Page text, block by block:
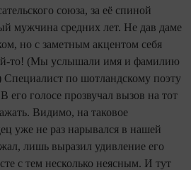
союза, за её спиной
мужчина средних лет. Не дав даме
но с заметным акцентом себя
то! (Мы услышали имя и фамилию
Специалист по шотландскому поэту
голосе прозвучал вызов на тот
Видимо, на таковое
уже не раз нарывался в нашей
лишь выразил удивление его
с тем несколько неясным. И тут